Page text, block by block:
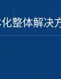
整体解决